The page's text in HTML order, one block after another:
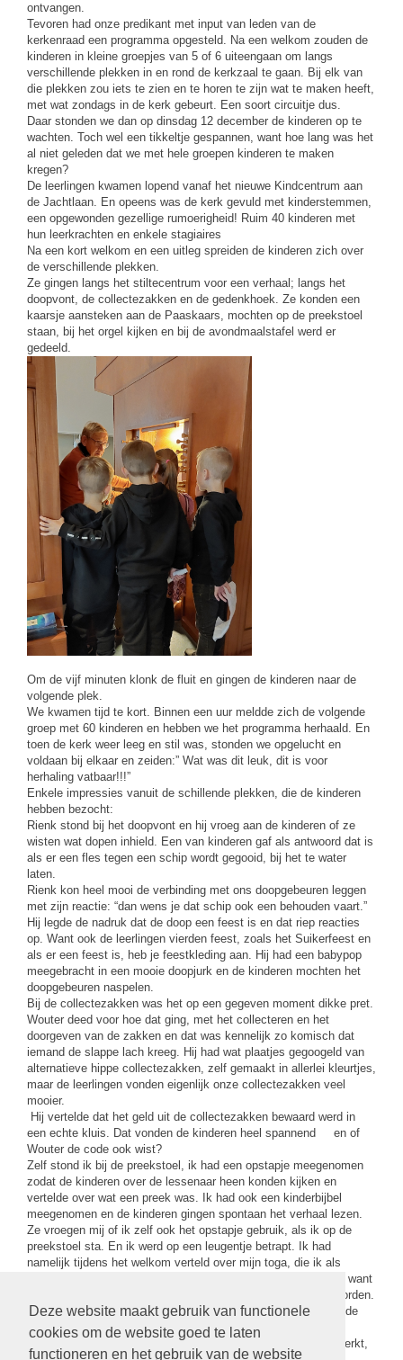
Deze website maakt gebruik van functionele
cookies om de website goed te laten
functioneren en het gebruik van de website
ontvangen.
Tevoren had onze predikant met input van leden van de
kerkenraad een programma opgesteld. Na een welkom zouden de
kinderen in kleine groepjes van 5 of 6 uiteengaan om langs
verschillende plekken in en rond de kerkzaal te gaan. Bij elk van
die plekken zou iets te zien en te horen te zijn wat te maken heeft,
met wat zondags in de kerk gebeurt. Een soort circuitje dus.
Daar stonden we dan op dinsdag 12 december de kinderen op te
wachten. Toch wel een tikkeltje gespannen, want hoe lang was het
al niet geleden dat we met hele groepen kinderen te maken
kregen?
De leerlingen kwamen lopend vanaf het nieuwe Kindcentrum aan
de Jachtlaan. En opeens was de kerk gevuld met kinderstemmen,
een opgewonden gezellige rumoerigheid! Ruim 40 kinderen met
hun leerkrachten en enkele stagiaires
Na een kort welkom en een uitleg spreiden de kinderen zich over
de verschillende plekken.
Ze gingen langs het stiltecentrum voor een verhaal; langs het
doopvont, de collectezakken en de gedenkhoek. Ze konden een
kaarsje aansteken aan de Paaskaars, mochten op de preekstoel
staan, bij het orgel kijken en bij de avondmaalstafel werd er
gedeeld.
Om de vijf minuten klonk de fluit en gingen de kinderen naar de
volgende plek.
We kwamen tijd te kort. Binnen een uur meldde zich de volgende
groep met 60 kinderen en hebben we het programma herhaald. En
toen de kerk weer leeg en stil was, stonden we opgelucht en
voldaan bij elkaar en zeiden:” Wat was dit leuk, dit is voor
herhaling vatbaar!!!”
Enkele impressies vanuit de schillende plekken, die de kinderen
hebben bezocht:
Rienk stond bij het doopvont en hij vroeg aan de kinderen of ze
wisten wat dopen inhield. Een van kinderen gaf als antwoord dat is
als er een fles tegen een schip wordt gegooid, bij het te water
laten.
Rienk kon heel mooi de verbinding met ons doopgebeuren leggen
met zijn reactie: “dan wens je dat schip ook een behouden vaart.”
Hij legde de nadruk dat de doop een feest is en dat riep reacties
op. Want ook de leerlingen vierden feest, zoals het Suikerfeest en
als er een feest is, heb je feestkleding aan. Hij had een babypop
meegebracht in een mooie doopjurk en de kinderen mochten het
doopgebeuren naspelen.
Bij de collectezakken was het op een gegeven moment dikke pret.
Wouter deed voor hoe dat ging, met het collecteren en het
doorgeven van de zakken en dat was kennelijk zo komisch dat
iemand de slappe lach kreeg. Hij had wat plaatjes gegoogeld van
alternatieve hippe collectezakken, zelf gemaakt in allerlei kleurtjes,
maar de leerlingen vonden eigenlijk onze collectezakken veel
mooier.
Hij vertelde dat het geld uit de collectezakken bewaard werd in
een echte kluis. Dat vonden de kinderen heel spannend en of
Wouter de code ook wist?
Zelf stond ik bij de preekstoel, ik had een opstapje meegenomen
zodat de kinderen over de lessenaar heen konden kijken en
vertelde over wat een preek was. Ik had ook een kinderbijbel
meegenomen en de kinderen gingen spontaan het verhaal lezen.
Ze vroegen mij of ik zelf ook het opstapje gebruik, als ik op de
preekstoel sta. En ik werd op een leugentje betrapt. Ik had
namelijk tijdens het welkom verteld over mijn toga, die ik als
voorganger droeg. En die toga had je niet zomaar netjes aan, want
er waren wel 20 kleine knoopjes, die dichtgedaan moesten worden.
Een leerling wilde dat echt zelf nagaan en samen hebben we de
knoopjes geteld. Er waren er 9!
Tot zover de impressies. Iedereen bedankt die heeft meegewerkt,